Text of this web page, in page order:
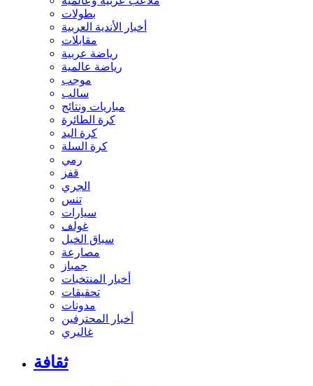
بطولات
أخبار الأندية العربية
مقابلات
رياضة عربية
رياضة عالمية
موجب
سالب
مباريات ونتائج
كرة الطائرة
كرة اليد
كرة السلة
رمي
قفز
الجري
تنس
سيارات
غولف
سباق الخيل
مصارعة
جمباز
أخبار المنتخبات
تحقيقات
مدونات
أخبار المحترفين
غاليري
ثقافة